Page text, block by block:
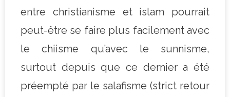
entre christianisme et islam pourrait
peut-être se faire plus facilement avec
le chiisme qu’avec le sunnisme,
surtout depuis que ce dernier a été
préempté par le salafisme (strict retour